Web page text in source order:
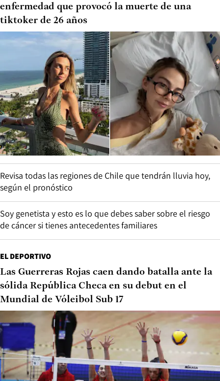
enfermedad que provocó la muerte de una
tiktoker de 26 años
Revisa todas las regiones de Chile que tendrán lluvia hoy,
según el pronóstico
Soy genetista y esto es lo que debes saber sobre el riesgo
de cáncer si tienes antecedentes familiares
EL DEPORTIVO
Las Guerreras Rojas caen dando batalla ante la
sólida República Checa en su debut en el
Mundial de Vóleibol Sub 17